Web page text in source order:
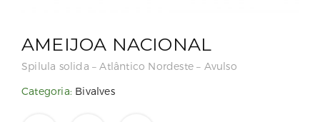
AMEIJOA NACIONAL
Spilula solida – Atlântico Nordeste – Avulso
Categoria: Bivalves